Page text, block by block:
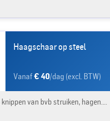
Haagschaar op steel
Vanaf€ 40/dag (excl. BTW)
van bvb struiken, hagen....